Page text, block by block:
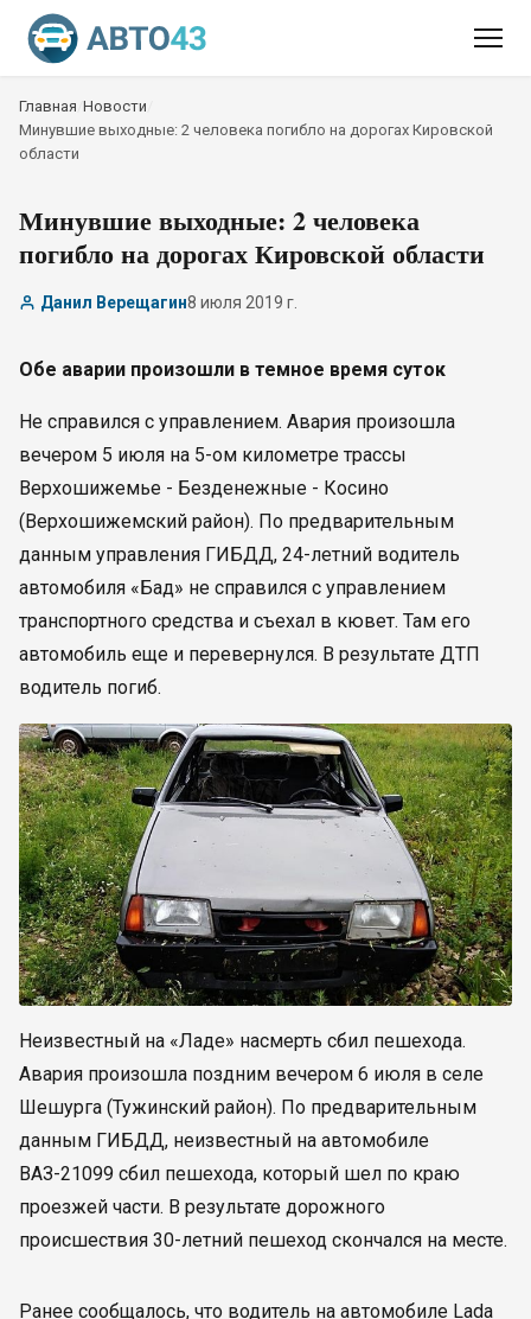
Главная Новости
Минувшие выходные: 2 человека погибло на дорогах Кировской
области
Минувшие выходные: 2 человека
погибло на дорогах Кировской области
Данил Верещагин8 июля 2019 г.
Обе аварии произошли в темное время суток
Не справился с управлением. Авария произошла
вечером 5 июля на 5-ом километре трассы
Верхошижемье - Безденежные - Косино
(Верхошижемский район). По предварительным
данным управления ГИБДД, 24-летний водитель
автомобиля «Бад» не справился с управлением
транспортного средства и съехал в кювет. Там его
автомобиль еще и перевернулся. В результате ДТП
водитель погиб.
Неизвестный на «Ладе» насмерть сбил пешехода.
Авария произошла поздним вечером 6 июля в селе
Шешурга (Тужинский район). По предварительным
данным ГИБДД, неизвестный на автомобиле
ВАЗ-21099 сбил пешехода, который шел по краю
проезжей части. В результате дорожного
происшествия 30-летний пешеход скончался на месте.
Ранее сообщалось, что водитель на автомобиле Lada